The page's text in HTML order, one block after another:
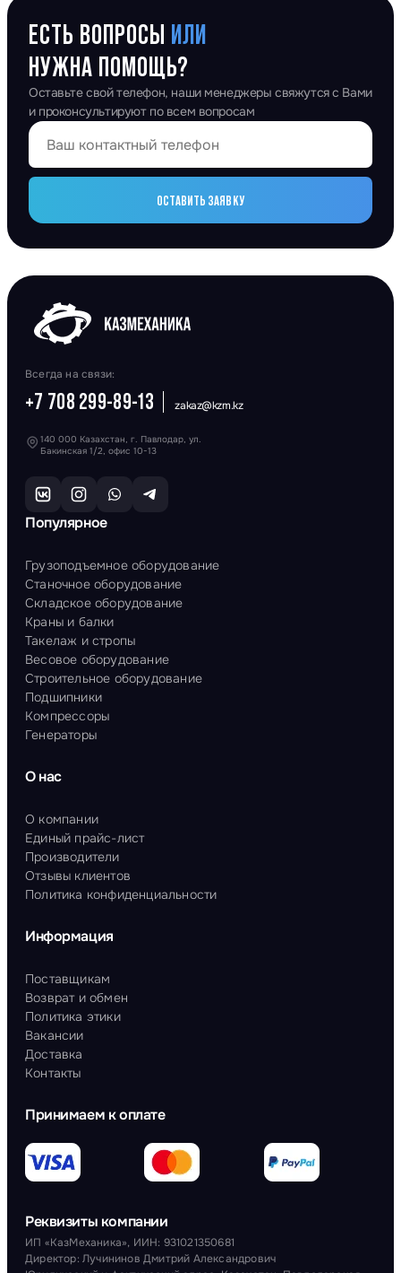
ЕСТЬ ВОПРОСЫ ИЛИ
НУЖНА ПОМОЩЬ?
Оставьте свой телефон, наши менеджеры свяжутся с Вами
и проконсультируют по всем вопросам
ОСТАВИТЬ ЗАЯВКУ
Всегда на связи:
+7 708 299-89-13 zakaz@kzm.kz
140 000 Казахстан, г. Павлодар, ул.
Бакинская 1/2, офис 10-13
Популярное
Грузоподъемное оборудование
Станочное оборудование
Складское оборудование
Краны и балки
Такелаж и стропы
Весовое оборудование
Строительное оборудование
Подшипники
Компрессоры
Генераторы
О нас
О компании
Единый прайс-лист
Производители
Отзывы клиентов
Политика конфиденциальности
Информация
Поставщикам
Возврат и обмен
Политика этики
Вакансии
Доставка
Контакты
Принимаем к оплате
Реквизиты компании
ИП «КазМеханика», ИИН: 931021350681
Директор: Лучининов Дмитрий Александрович